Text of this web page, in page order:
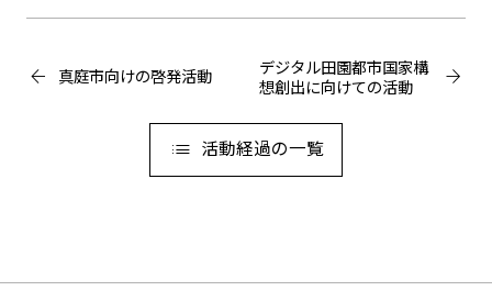
真庭市向けの啓発活動
活動経過の一覧
デジタル田園都市国家構
想創出に向けての活動